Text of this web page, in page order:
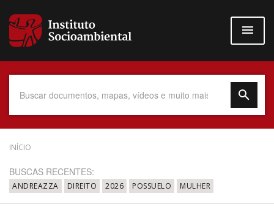
para
conteúdo
Data do Documento
Até
INÍCIO
BUSCAS RECENTES:
ANDREAZZA DIREITO 2026 POSSUELO MULHER